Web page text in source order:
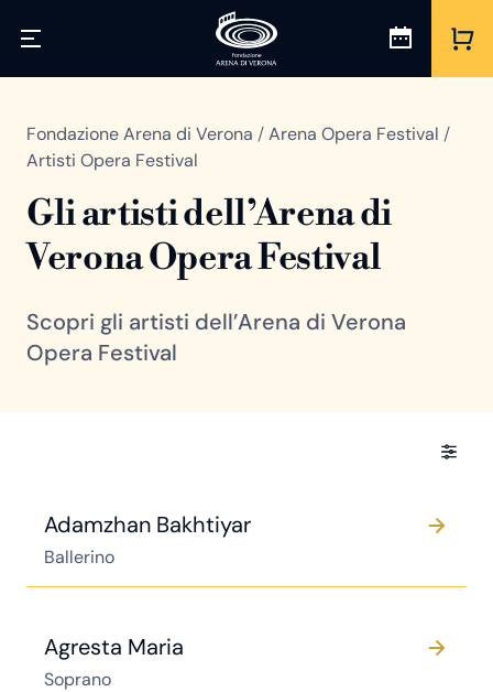
Fondazione Arena di Verona /Arena Opera Festival /
Artisti Opera Festival
Gli artisti dell’Arena di
Verona Opera Festival
Scopri gli artisti dell’Arena di Verona
Opera Festival
Adamzhan Bakhtiyar
Ballerino
Agresta Maria
Soprano